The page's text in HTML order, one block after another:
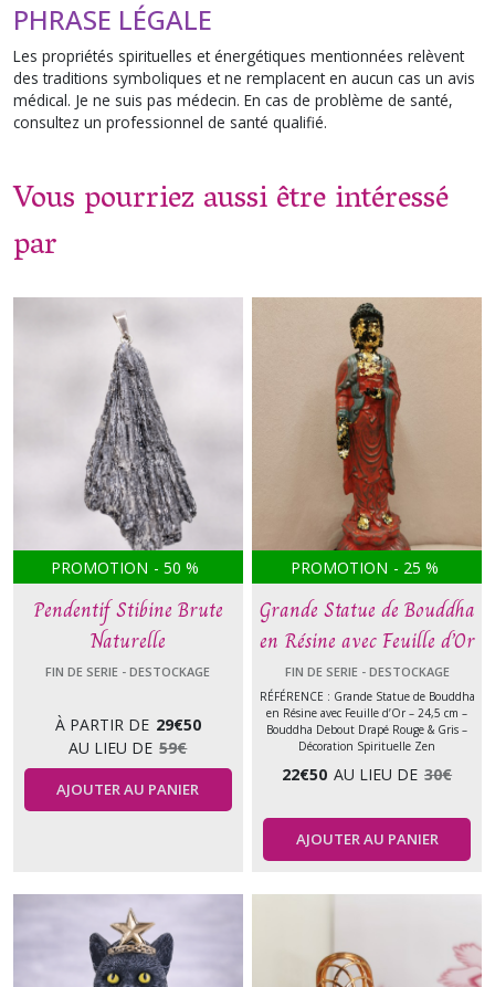
PHRASE LÉGALE
Les propriétés spirituelles et énergétiques mentionnées relèvent
des traditions symboliques et ne remplacent en aucun cas un avis
médical. Je ne suis pas médecin. En cas de problème de santé,
consultez un professionnel de santé qualifié.
Vous pourriez aussi être intéressé
par
PROMOTION - 50 %
Pendentif Stibine Brute
Naturelle
FIN DE SERIE - DESTOCKAGE
À PARTIR DE 29€50
AU LIEU DE 59€
AJOUTER AU PANIER
PROMOTION - 25 %
Grande Statue de Bouddha
en Résine avec Feuille d’Or
FIN DE SERIE - DESTOCKAGE
RÉFÉRENCE : Grande Statue de Bouddha
en Résine avec Feuille d’Or – 24,5 cm –
Bouddha Debout Drapé Rouge & Gris –
Décoration Spirituelle Zen
22€50 AU LIEU DE 30€
AJOUTER AU PANIER